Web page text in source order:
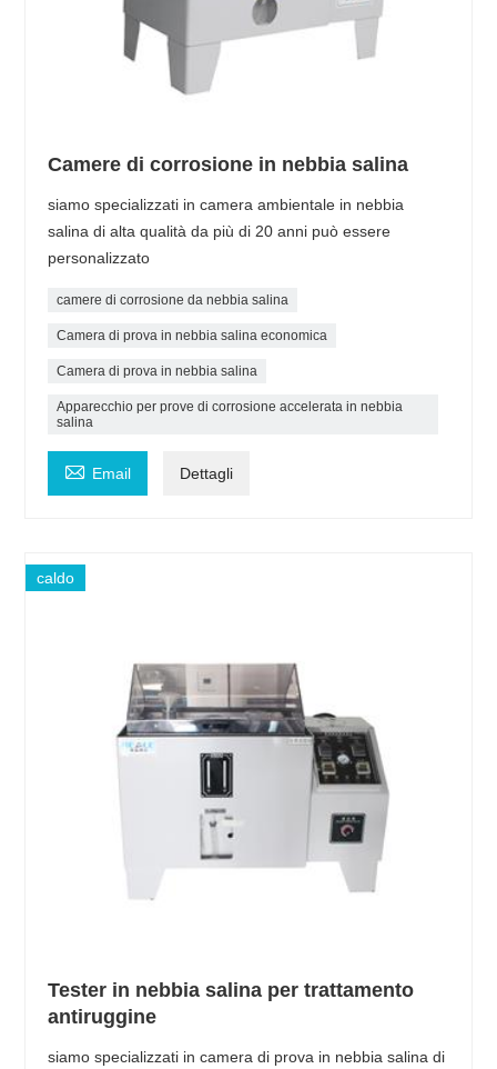
Camere di corrosione in nebbia salina
siamo specializzati in camera ambientale in nebbia
salina di alta qualità da più di 20 anni può essere
personalizzato
camere di corrosione da nebbia salina
Camera di prova in nebbia salina economica
Camera di prova in nebbia salina
Apparecchio per prove di corrosione accelerata in nebbia
salina
 Email Dettagli
caldo
Tester in nebbia salina per trattamento
antiruggine
siamo specializzati in camera di prova in nebbia salina di